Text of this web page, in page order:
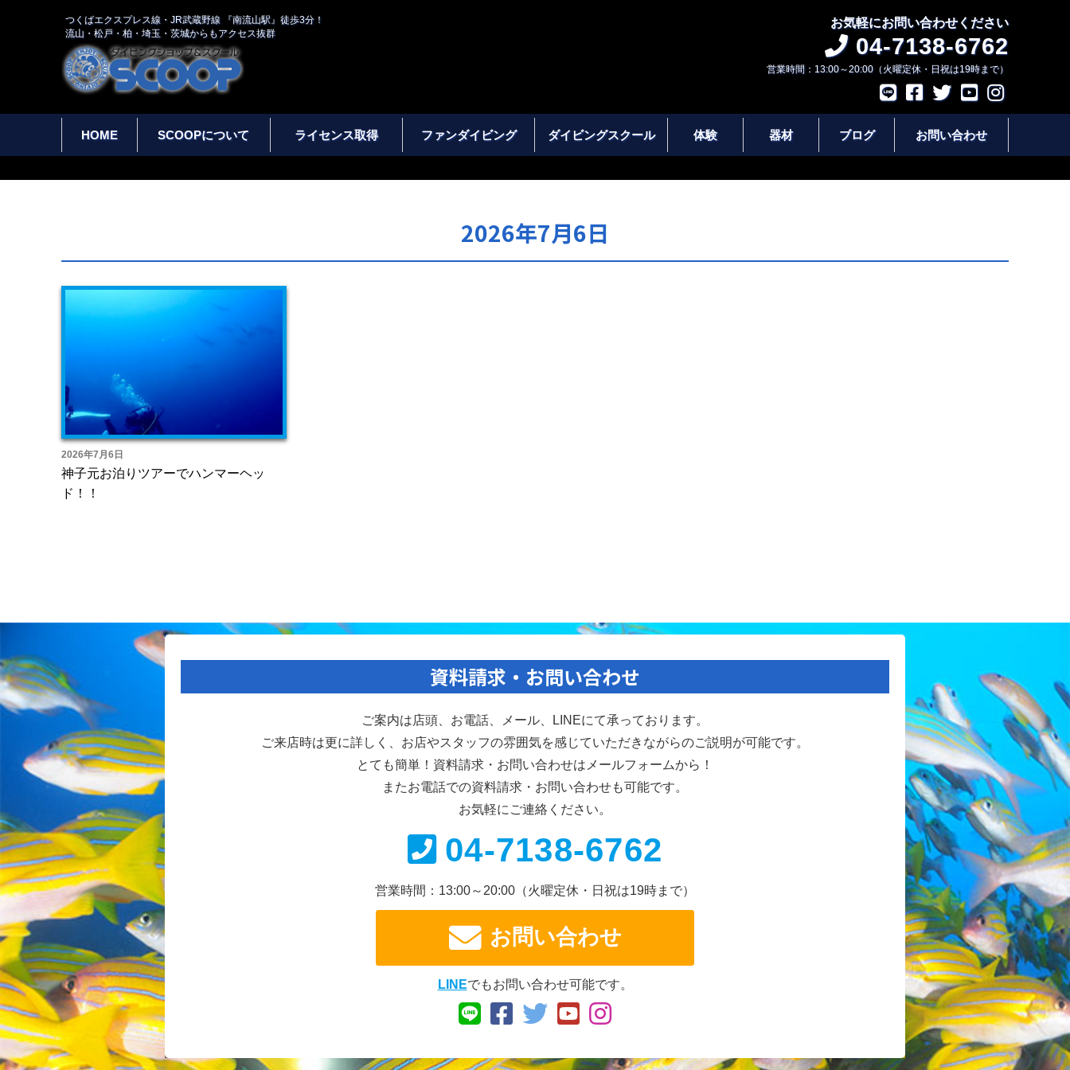
つくばエクスプレス線・JR武蔵野線 『南流山駅』徒歩3分！
流山・松戸・柏・埼玉・茨城からもアクセス抜群
お気軽にお問い合わせください
04-7138-6762
営業時間：13:00～20:00（火曜定休・日祝は19時まで）
HOME SCOOPについて ライセンス取得 ファンダイビング ダイビングスクール 体験 器材 ブログ お問い合わせ
2026年7月6日
2026年7月6日
神子元お泊りツアーでハンマーヘッ
ド！！
資料請求・お問い合わせ
ご案内は店頭、お電話、メール、
LINEにて承っております。
ご来店時は更に詳しく、お店やスタッフの雰囲気を感じていただきながらのご説明が可能です。
とても簡単！資料請求・お問い合わせは メールフォームから！
またお電話での資料請求・ お問い合わせも可能です。
お気軽にご連絡ください。
04-7138-6762
営業時間：13:00～20:00 （火曜定休・日祝は19時まで）
お問い合わせ
LINEでもお問い合わせ可能です。